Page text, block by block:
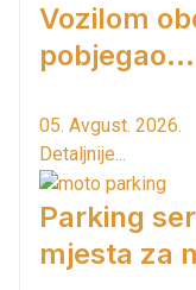
Vozilom
pobjegao...
05. Avgust. 2026.
Detaljnije...
Parking
mjesta za